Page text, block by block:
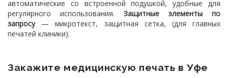
автоматические со встроенной подушкой, удобные для
регулярного использования.
Защитные элементы по
запросу— микротекст, защитная сетка, (для главных
печатей клиники).
Закажите медицинскую печать в Уфе